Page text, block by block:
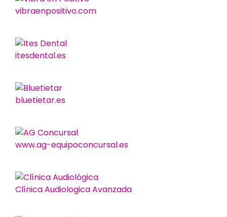
vibraenpositivo.com
itesdental.es
bluetietar.es
www.ag-equipoconcursal.es
Clínica Audiologica Avanzada